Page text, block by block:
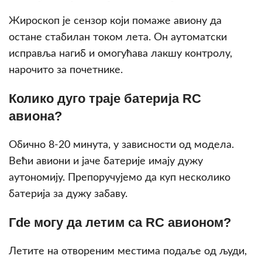
Жирoскоп је сензор који помаже авиону да
остане стабилан током лета. Он аутоматски
исправља нагиб и омогућава лакшу контролу,
нарочито за почетнике.
Колико дуго траје батерија RC
авиона?
Обично 8-20 минута, у зависности од модела.
Већи авиони и јаче батерије имају дужу
аутономију. Препоручујемо да куп несколико
батерија за дужу забаву.
Гde могу да летим са RC авионом?
Летите на отвореним местима подаље од људи,